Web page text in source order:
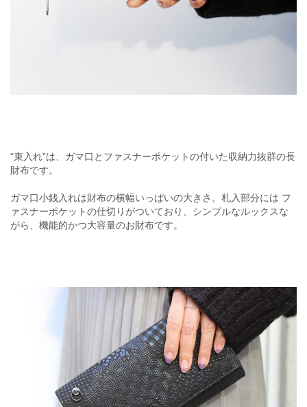
“束入れ”は、ガマ口とファスナーポケットの付いた収納力抜群の長
財布です。
ガマ口小銭入れは財布の横幅いっぱいの大きさ。札入部分には フ
ァスナーポケットの仕切りがついており、シンプルなルックスな
がら、機能的かつ大容量のお財布です。